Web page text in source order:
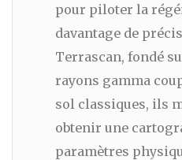
pour piloter la
davantage de
Terrascan, fondé
rayons gamma
sol classiques, ils
obtenir une
paramètres